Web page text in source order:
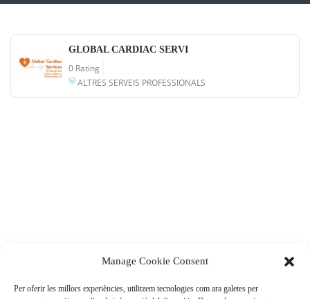
Manage Cookie Consent
Per oferir les millors experiències, utilitzem tecnologies com ara galetes per
GLOBAL CARDIAC SERVI
0 Rating
ALTRES SERVEIS PROFESSIONALS